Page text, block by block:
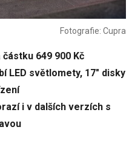
Fotografie: Cupra
částku 649 900 Kč
LED světlomety, 17" disky
i v dalších verzích s